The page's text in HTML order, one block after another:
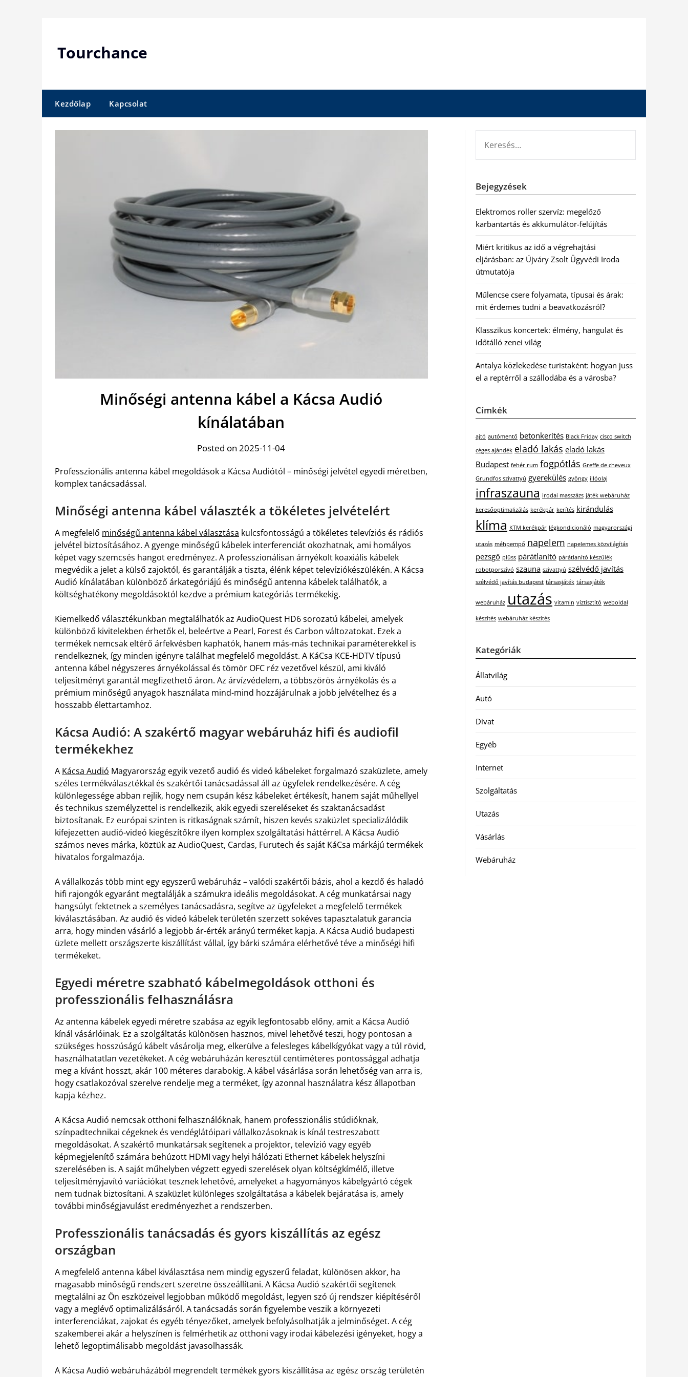
Tourchance
Kezdőlap Kapcsolat
Minőségi antenna kábel a Kácsa Audió
kínálatában
Posted on 2025-11-04
Professzionális antenna kábel megoldások a Kácsa Audiótól – minőségi jelvétel egyedi méretben,
komplex tanácsadással.
Minőségi antenna kábel választék a tökéletes jelvételért
A megfelelő minőségű antenna kábel választása kulcsfontosságú a tökéletes televíziós és rádiós
jelvétel biztosításához. A gyenge minőségű kábelek interferenciát okozhatnak, ami homályos
képet vagy szemcsés hangot eredményez. A professzionálisan árnyékolt koaxiális kábelek
megvédik a jelet a külső zajoktól, és garantálják a tiszta, élénk képet televíziókészülékén. A Kácsa
Audió kínálatában különböző árkategóriájú és minőségű antenna kábelek találhatók, a
költséghatékony megoldásoktól kezdve a prémium kategóriás termékekig.
Kiemelkedő választékunkban megtalálhatók az AudioQuest HD6 sorozatú kábelei, amelyek
különböző kivitelekben érhetők el, beleértve a Pearl, Forest és Carbon változatokat. Ezek a
termékek nemcsak eltérő árfekvésben kaphatók, hanem más-más technikai paraméterekkel is
rendelkeznek, így minden igényre találhat megfelelő megoldást. A KáCsa KCE-HDTV típusú
antenna kábel négyszeres árnyékolással és tömör OFC réz vezetővel készül, ami kiváló
teljesítményt garantál megfizethető áron. Az árvízvédelem, a többszörös árnyékolás és a
prémium minőségű anyagok használata mind-mind hozzájárulnak a jobb jelvételhez és a
hosszabb élettartamhoz.
Kácsa Audió: A szakértő magyar webáruház hifi és audiofil
termékekhez
A Kácsa Audió Magyarország egyik vezető audió és videó kábeleket forgalmazó szaküzlete, amely
széles termékválasztékkal és szakértői tanácsadással áll az ügyfelek rendelkezésére. A cég
különlegessége abban rejlik, hogy nem csupán kész kábeleket értékesít, hanem saját műhellyel
és technikus személyzettel is rendelkezik, akik egyedi szereléseket és szaktanácsadást
biztosítanak. Ez európai szinten is ritkaságnak számít, hiszen kevés szaküzlet specializálódik
kifejezetten audió-videó kiegészítőkre ilyen komplex szolgáltatási háttérrel. A Kácsa Audió
számos neves márka, köztük az AudioQuest, Cardas, Furutech és saját KáCsa márkájú termékek
hivatalos forgalmazója.
A vállalkozás több mint egy egyszerű webáruház – valódi szakértői bázis, ahol a kezdő és haladó
hifi rajongók egyaránt megtalálják a számukra ideális megoldásokat. A cég munkatársai nagy
hangsúlyt fektetnek a személyes tanácsadásra, segítve az ügyfeleket a megfelelő termékek
kiválasztásában. Az audió és videó kábelek területén szerzett sokéves tapasztalatuk garancia
arra, hogy minden vásárló a legjobb ár-érték arányú terméket kapja. A Kácsa Audió budapesti
üzlete mellett országszerte kiszállítást vállal, így bárki számára elérhetővé téve a minőségi hifi
termékeket.
Egyedi méretre szabható kábelmegoldások otthoni és
professzionális felhasználásra
Az antenna kábelek egyedi méretre szabása az egyik legfontosabb előny, amit a Kácsa Audió
kínál vásárlóinak. Ez a szolgáltatás különösen hasznos, mivel lehetővé teszi, hogy pontosan a
szükséges hosszúságú kábelt vásárolja meg, elkerülve a felesleges kábelkígyókat vagy a túl rövid,
használhatatlan vezetékeket. A cég webáruházán keresztül centiméteres pontossággal adhatja
meg a kívánt hosszt, akár 100 méteres darabokig. A kábel vásárlása során lehetőség van arra is,
hogy csatlakozóval szerelve rendelje meg a terméket, így azonnal használatra kész állapotban
kapja kézhez.
A Kácsa Audió nemcsak otthoni felhasználóknak, hanem professzionális stúdióknak,
színpadtechnikai cégeknek és vendéglátóipari vállalkozásoknak is kínál testreszabott
megoldásokat. A szakértő munkatársak segítenek a projektor, televízió vagy egyéb
képmegjelenítő számára behúzott HDMI vagy helyi hálózati Ethernet kábelek helyszíni
szerelésében is. A saját műhelyben végzett egyedi szerelések olyan költségkímélő, illetve
teljesítményjavító variációkat tesznek lehetővé, amelyeket a hagyományos kábelgyártó cégek
nem tudnak biztosítani. A szaküzlet különleges szolgáltatása a kábelek bejáratása is, amely
további minőségjavulást eredményezhet a rendszerben.
Professzionális tanácsadás és gyors kiszállítás az egész
országban
A megfelelő antenna kábel kiválasztása nem mindig egyszerű feladat, különösen akkor, ha
magasabb minőségű rendszert szeretne összeállítani. A Kácsa Audió szakértői segítenek
megtalálni az Ön eszközeivel legjobban működő megoldást, legyen szó új rendszer kiépítéséről
vagy a meglévő optimalizálásáról. A tanácsadás során figyelembe veszik a környezeti
interferenciákat, zajokat és egyéb tényezőket, amelyek befolyásolhatják a jelminőséget. A cég
szakemberei akár a helyszínen is felmérhetik az otthoni vagy irodai kábelezési igényeket, hogy a
lehető legoptimálisabb megoldást javasolhassák.
A Kácsa Audió webáruházából megrendelt termékek gyors kiszállítása az egész ország területén
Bejegyzések
Elektromos roller szervíz: megelőző
karbantartás és akkumulátor-felújítás
Miért kritikus az idő a végrehajtási
eljárásban: az Újváry Zsolt Ügyvédi Iroda
útmutatója
Műlencse csere folyamata, típusai és árak:
mit érdemes tudni a beavatkozásról?
Klasszikus koncertek: élmény, hangulat és
időtálló zenei világ
Antalya közlekedése turistaként: hogyan juss
el a reptérről a szállodába és a városba?
Címkék
ajtó autómentő betonkerítés Black Friday cisco switch
céges ajándék eladó lakás eladó lakás
Budapest fehér rum fogpótlás Greffe de cheveux
Grundfos szivattyú gyerekülés gyöngy illóolaj
infraszauna irodai masszázs játék webáruház
keresőoptimalizálás kerékpár kerítés kirándulás
klíma KTM kerékpár légkondicionáló magyarországi
utazás méhpempő napelem napelemes közvilágítás
pezsgő plüss párátlanító párátlanító készülék
robotporszívó szauna szivattyú szélvédő javítás
szélvédő javítás budapest társasjáték társasjáték
webáruház utazás vitamin víztisztító weboldal
készítés webáruház készítés
Kategóriák
Állatvilág
Autó
Divat
Egyéb
Internet
Szolgáltatás
Utazás
Vásárlás
Webáruház